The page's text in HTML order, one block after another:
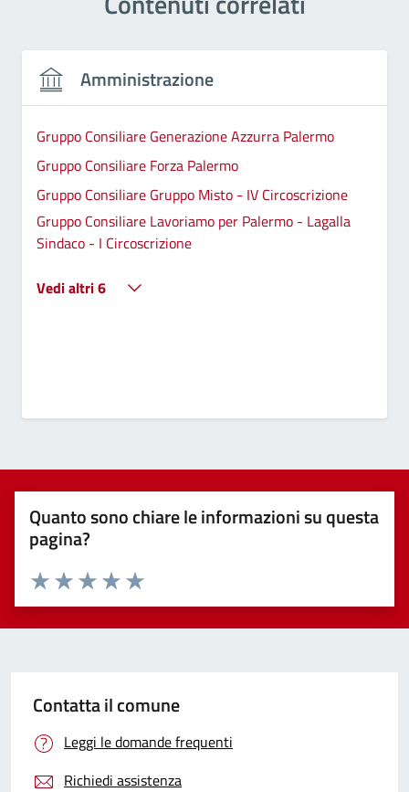
Amministrazione
Gruppo Consiliare Generazione Azzurra Palermo
Gruppo Consiliare Forza Palermo
Gruppo Consiliare Gruppo Misto - IV Circoscrizione
Gruppo Consiliare Lavoriamo per Palermo - Lagalla
Sindaco - I Circoscrizione
Vedi altri 6
Quanto sono chiare le informazioni su questa
pagina?
Valuta 5 stelle su 5
Valuta 4 stelle su 5
Valuta 3 stelle su 5
Valuta 2 stelle su 5
Valuta 1 stelle su 5
Contatta il comune
Leggi le domande frequenti
Richiedi assistenza